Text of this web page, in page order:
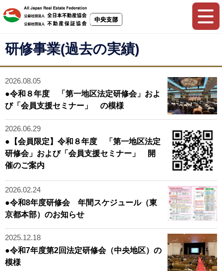
研修事業(過去の実績)
2026.08.05
●令和８年度 「第一地区法定研修会」およ
び「会員支援セミナー」 の模様
2026.06.29
●【会員限定】令和８年度 「第一地区法定
研修会」および「会員支援セミナー」 開
催のご案内
2026.02.24
●令和8年度研修会 年間スケジュール（東
京都本部）のお知らせ
2025.12.18
●令和7年度第2回法定研修会（中央地区）の
模様